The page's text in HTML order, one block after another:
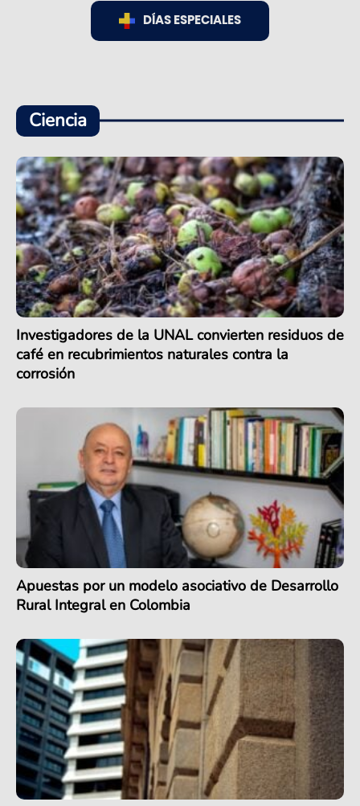
DÍAS ESPECIALES
Ciencia
Investigadores de la UNAL convierten residuos de
café en recubrimientos naturales contra la
corrosión
Apuestas por un modelo asociativo de Desarrollo
Rural Integral en Colombia